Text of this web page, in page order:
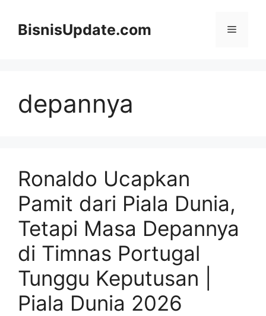
BisnisUpdate.com Menu
depannya
Ronaldo Ucapkan
Pamit dari Piala Dunia,
Tetapi Masa Depannya
di Timnas Portugal
Tunggu Keputusan |
Piala Dunia 2026